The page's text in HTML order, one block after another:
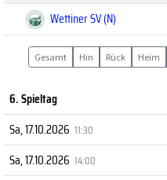
Wettiner SV (N)
Gesamt Hin Rück Heim
6. Spieltag
Sa, 17.10.2026 11:30
Sa, 17.10.2026 14:00